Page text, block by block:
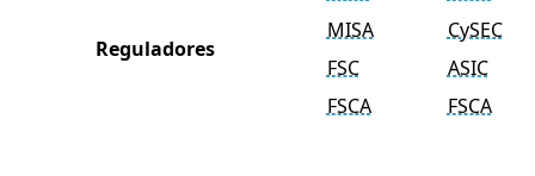
Reguladores
MISA
FSC
FSCA
CySEC
ASIC
FSCA